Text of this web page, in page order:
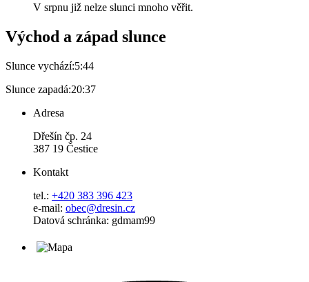
V srpnu již nelze slunci mnoho věřit.
Východ a západ slunce
Slunce vychází:5:44
Slunce zapadá:20:37
Adresa
Dřešín čp. 24
387 19 Čestice
Kontakt
tel.: +420 383 396 423
e-mail: obec@dresin.cz
Datová schránka: gdmam99